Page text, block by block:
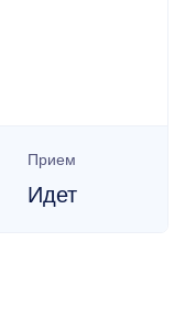
Прием
Идет